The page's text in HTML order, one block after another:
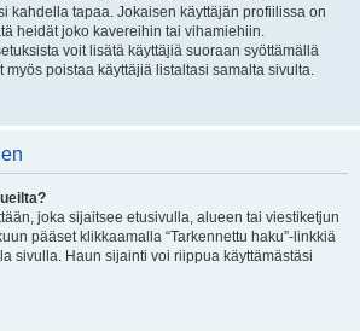
kahdella tapaa. Jokaisen käyttäjän profiilissa on
heidät joko kavereihin tai vihamiehiin.
voit lisätä käyttäjiä suoraan syöttämällä
myös poistaa käyttäjiä listaltasi samalta sivulta.
joka sijaitsee etusivulla, alueen tai viestiketjun
pääset klikkaamalla “Tarkennettu haku”-linkkiä
sivulla. Haun sijainti voi riippua käyttämästäsi